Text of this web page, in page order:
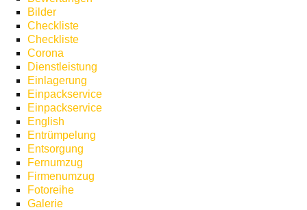
Bilder
Checkliste
Checkliste
Corona
Dienstleistung
Einlagerung
Einpackservice
Einpackservice
English
Entrümpelung
Entsorgung
Fernumzug
Firmenumzug
Fotoreihe
Galerie